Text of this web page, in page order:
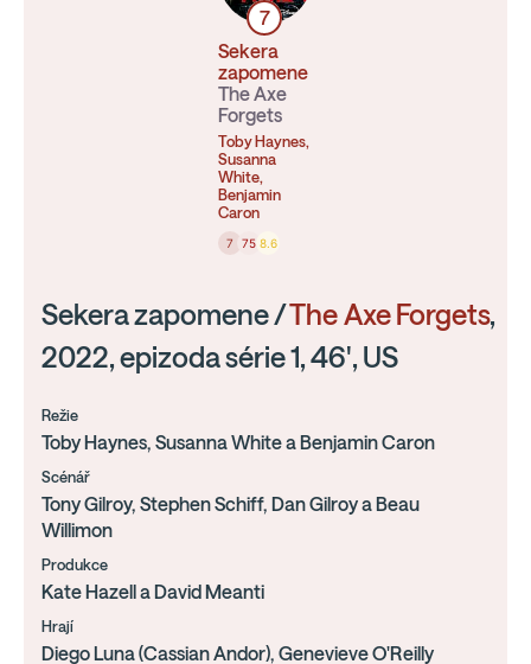
7
Sekera
zapomene
The Axe
Forgets
Toby Haynes,
Susanna
White,
Benjamin
Caron
7 75 8.6
Sekera zapomene /The Axe Forgets,
2022, epizoda série 1, 46', US
Režie
Toby Haynes, Susanna White a Benjamin Caron
Scénář
Tony Gilroy, Stephen Schiff, Dan Gilroy a Beau
Willimon
Produkce
Kate Hazell a David Meanti
Hrají
Diego Luna (Cassian Andor), Genevieve O'Reilly